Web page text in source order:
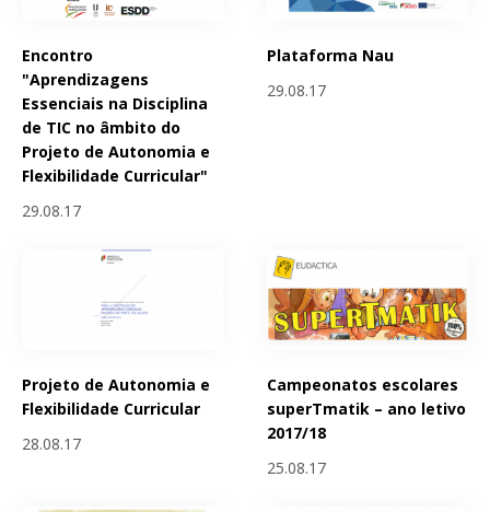
Encontro
"Aprendizagens
Essenciais na Disciplina
de TIC no âmbito do
Projeto de Autonomia e
Flexibilidade Curricular"
29.08.17
Plataforma Nau
29.08.17
Projeto de Autonomia e
Flexibilidade Curricular
28.08.17
Campeonatos escolares
superTmatik – ano letivo
2017/18
25.08.17